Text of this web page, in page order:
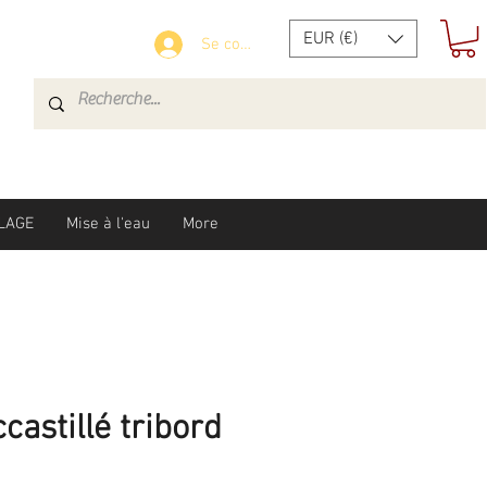
Se connecter EUR (€)
Mise à l'eau More
tribord